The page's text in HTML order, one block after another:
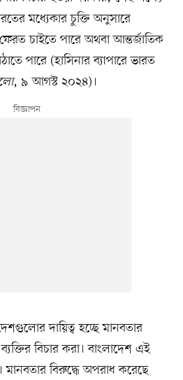
মধ্যেকার চুক্তি অনুসারে
চাইতে পারে অথবা আন্তর্জাতিক
পারে (হাসিনার ব্যাপারে ভারত
, ৯ আগস্ট ২০২৪)।
দায়িত্ব হচ্ছে মানবতার
বিচার করা। বাংলাদেশ এই
মানবতার বিরুদ্ধে অপরাধ করেছে